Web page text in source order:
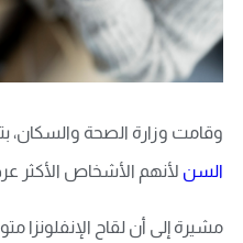
وقامت وزارة الصحة والسكان،
السن لأنهم الأشخاص الأكثر
مشيرة إلى أن لقاح الإنفلونزا